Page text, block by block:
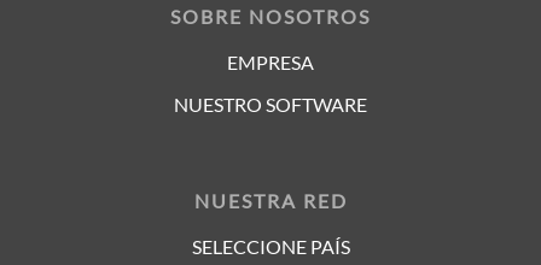
SOBRE NOSOTROS
EMPRESA
NUESTRO SOFTWARE
NUESTRA RED
SELECCIONE PAÍS